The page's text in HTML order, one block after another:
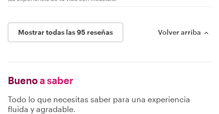
Mostrar todas las 95 reseñas Volver arriba
Buenoa saber
Todo lo que necesitas saber para una experiencia
fluida y agradable.